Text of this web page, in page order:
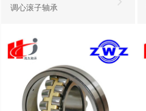
调心滚子轴承